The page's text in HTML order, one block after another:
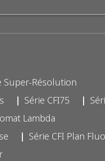
Super-Résolution
Série CFI75
Lambda
Série CFI Plan